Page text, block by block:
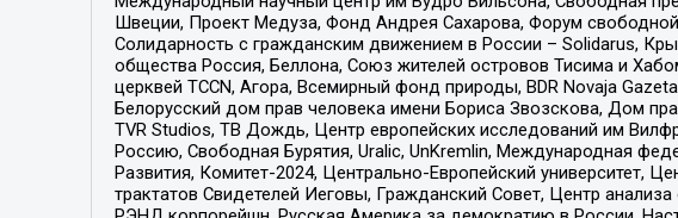
Швеции, Проект Медуза, Фонд Андрея Сахарова, Форум
Солидарность с гражданским движением в России – Solidarus,
общества Россия, Беллона, Союз жителей островов Тисима и
церквей TCCN, Агора, Всемирный фонд природы, BDR Novaja
Белорусский дом прав человека имени Бориса Звозскова, Дом
TVR Studios, ТВ Дождь, Центр европейских исследований им
Россию, Свободная Бурятия, Uralic, UnKremlin, Международная
Развития, Комитет-2024, Центрально-Европейский университет,
трактатов Свидетелей Иеговы, Гражданский Совет, Центр